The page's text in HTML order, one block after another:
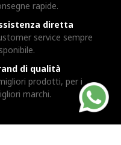
rapide.
diretta
service sempre
di qualità
prodotti, per i
marchi.